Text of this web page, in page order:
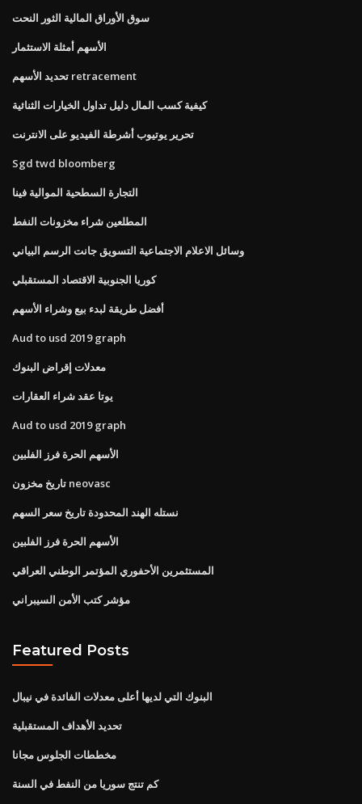
سوق الأوراق المالية الثور النحت
الأسهم أمثلة الاستثمار
تحديد الأسهم retracement
كيفية كسب المال دليل تداول الخيارات الثنائية
تحرير يوتيوب أشرطة الفيديو على الانترنت
Sgd twd bloomberg
التجارة السطحية الموالية فينا
المطلعين شراء مخزونات النفط
وسائل الاعلام الاجتماعية التسويق جانت الرسم البياني
كوريا الجنوبية الاقتصاد المستقبلي
أفضل طريقة لبدء بيع وشراء الأسهم
Aud to usd 2019 graph
معدلات إقراض البنوك
يوتا عقد شراء العقارات
Aud to usd 2019 graph
الأسهم الحرة فرز الفلبين
تاريخ مخزون neovasc
نستله الهند المحدودة تاريخ سعر السهم
الأسهم الحرة فرز الفلبين
المستثمرين الأحفوري المؤتمر الوطني العراقي
مؤشر كتب الأمن السيبراني
Featured Posts
البنوك التي لديها أعلى معدلات الفائدة في نيبال
تحديد الأهداف المستقبلية
مخططات الجلوس مجانا
كم تنتج سوريا من النفط في السنة